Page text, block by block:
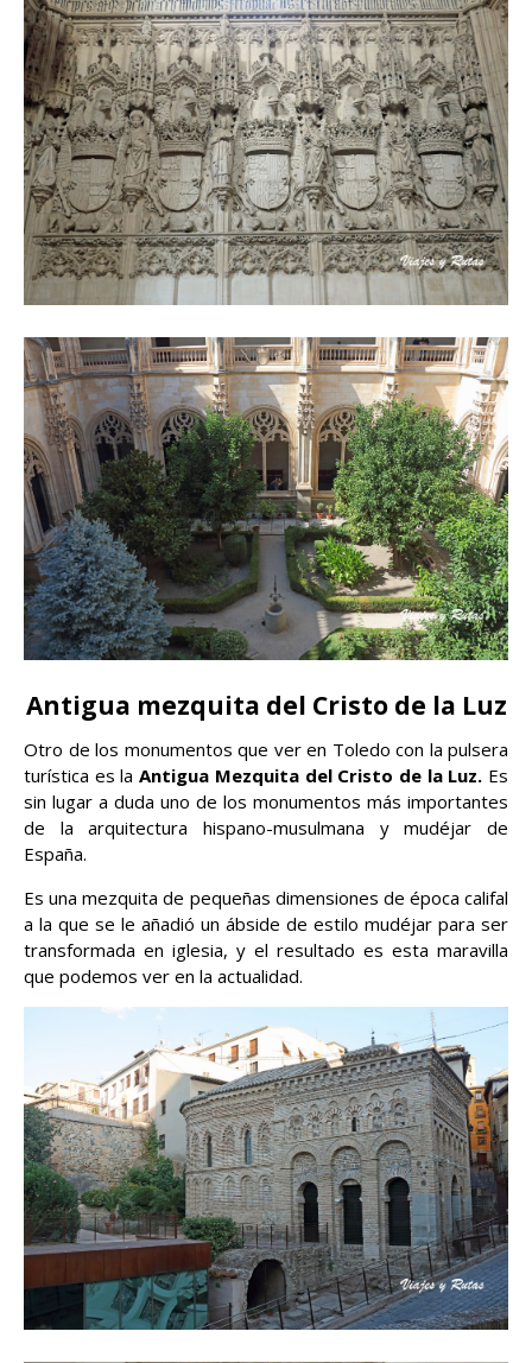
Antigua mezquita del Cristo de la Luz
Otro de los monumentos que ver en Toledo con la pulsera
turística es laAntigua Mezquita del Cristo de la Luz. Es
sin lugar a duda uno de los monumentos más importantes
de la arquitectura hispano-musulmana y mudéjar de
España.
Es una mezquita de pequeñas dimensiones de época califal
a la que se le añadió un ábside de estilo mudéjar para ser
transformada en iglesia, y el resultado es esta maravilla
que podemos ver en la actualidad.